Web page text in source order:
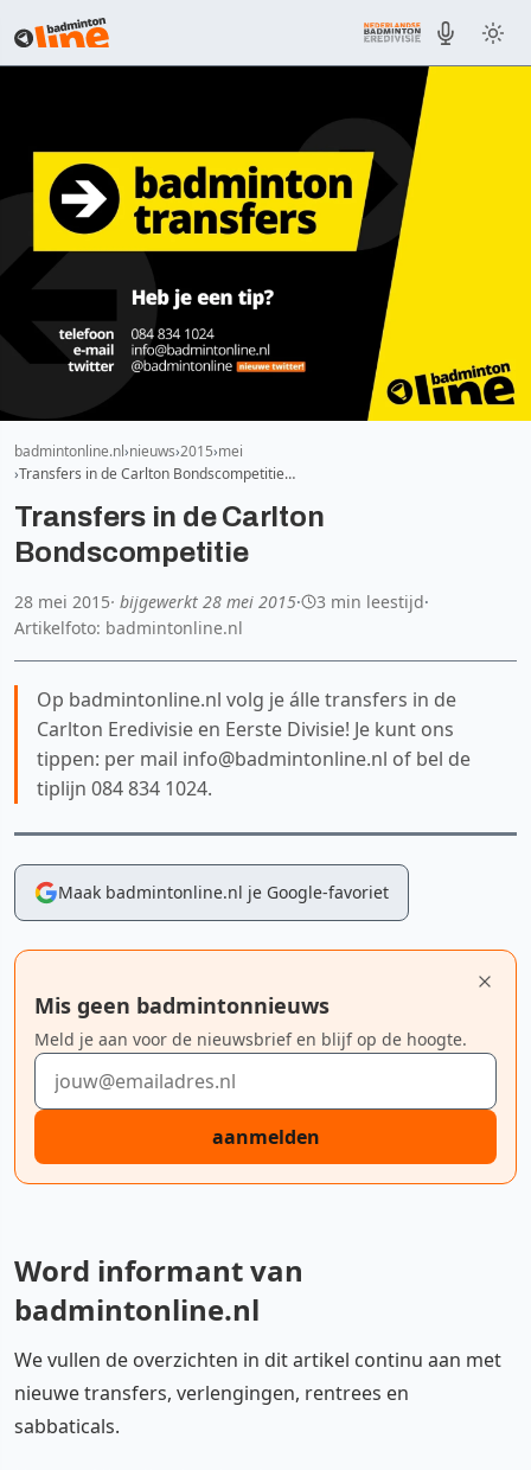
badmintonline.nl nieuws 2015 mei
Transfers in de Carlton Bondscompetitie…
Transfers in de Carlton
Bondscompetitie
28 mei 2015· bijgewerkt 28 mei 2015· 3 min leestijd·
Artikelfoto: badmintonline.nl
Op badmintonline.nl volg je álle transfers in de
Carlton Eredivisie en Eerste Divisie! Je kunt ons
tippen: per mail info@badmintonline.nl of bel de
tiplijn 084 834 1024.
Maak badmintonline.nl je Google-favoriet
Mis geen badmintonnieuws
Meld je aan voor de nieuwsbrief en blijf op de hoogte.
E-mailadres
aanmelden
Word informant van
badmintonline.nl
We vullen de overzichten in dit artikel continu aan met
nieuwe transfers, verlengingen, rentrees en
sabbaticals.